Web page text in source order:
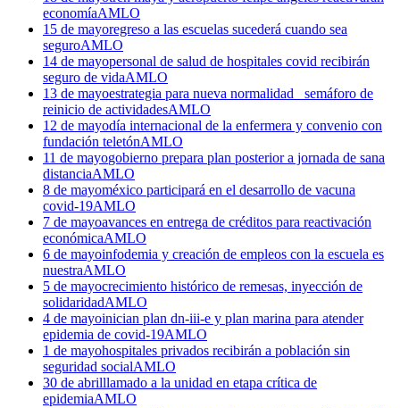
economíaAMLO
15 de mayoregreso a las escuelas sucederá cuando sea
seguroAMLO
14 de mayopersonal de salud de hospitales covid recibirán
seguro de vidaAMLO
13 de mayoestrategia para nueva normalidad_ semáforo de
reinicio de actividadesAMLO
12 de mayodía internacional de la enfermera y convenio con
fundación teletónAMLO
11 de mayogobierno prepara plan posterior a jornada de sana
distanciaAMLO
8 de mayoméxico participará en el desarrollo de vacuna
covid-19AMLO
7 de mayoavances en entrega de créditos para reactivación
económicaAMLO
6 de mayoinfodemia y creación de empleos con la escuela es
nuestraAMLO
5 de mayocrecimiento histórico de remesas, inyección de
solidaridadAMLO
4 de mayoinician plan dn-iii-e y plan marina para atender
epidemia de covid-19AMLO
1 de mayohospitales privados recibirán a población sin
seguridad socialAMLO
30 de abrilllamado a la unidad en etapa crítica de
epidemiaAMLO